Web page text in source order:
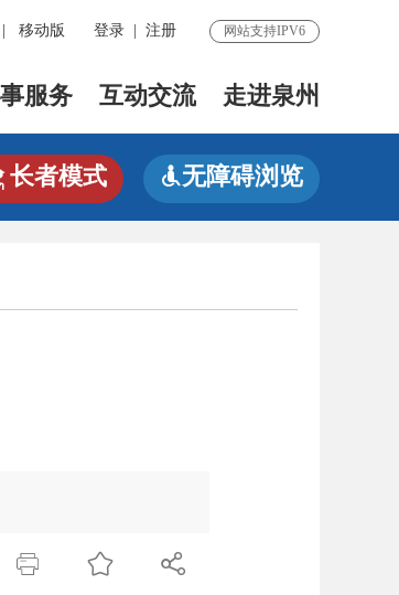
移动版 登录 注册 网站支持IPV6
服务 互动交流 走进泉州
长者模式 无障碍浏览
  